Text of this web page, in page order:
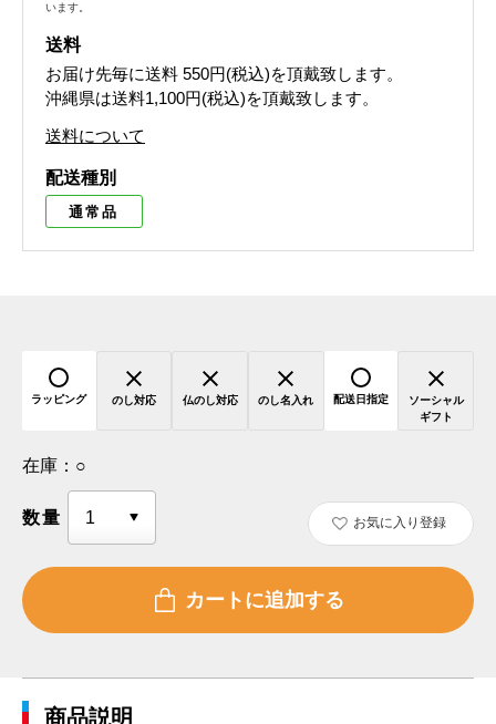
います。
送料
お届け先毎に送料 550円(税込)を頂戴致します。
沖縄県は送料1,100円(税込)を頂戴致します。
送料について
配送種別
通常品
ラッピング のし対応 仏のし対応 のし名入れ 配送日指定
ソーシャル
ギフト
在庫： ○
数量 お気に入り登録
商品説明